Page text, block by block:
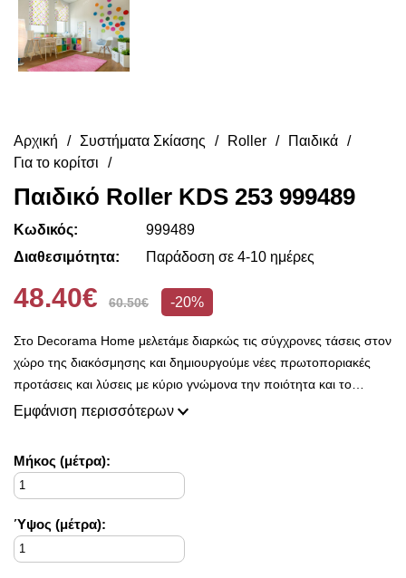
Αρχική Συστήματα Σκίασης Roller
Παιδικά
Για το κορίτσι
Παιδικό Roller KDS 253 999489
Κωδικός:
999489
Διαθεσιμότητα:
Παράδοση σε 4-10 ημέρες
48.40€ 60.50€ -20%
Στο Decorama Home μελετάμε διαρκώς τις σύγχρονες τάσεις στον
χώρο της διακόσμησης και δημιουργούμε νέες πρωτοποριακές
προτάσεις και λύσεις με κύριο γνώμονα την ποιότητα και το
ασύγκριτο design, προκειμένου να είμαστε πάντοτε σε θέση να
φρέσκες ιδέες διακόσμησης, που ικανοποιούν ακόμη και τους πιο
απαιτητικούς!
ασύγκριτο στυλ στο προσωπικό σας χώρο και να τον αναδείξουμε
με τον πιο όμορφο τρόπο!
Εμφάνιση περισσότερων
Mήκος (μέτρα):
Ύψος (μέτρα):